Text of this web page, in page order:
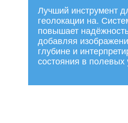
Лучший инструмент
геолокации на.
повышает
добавляя
глубине и
состояния в полевых